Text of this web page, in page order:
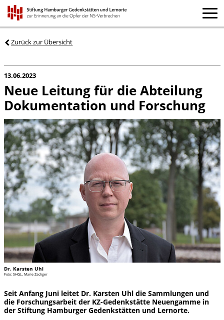
Zurück zur Übersicht
13.06.2023
Neue Leitung für die Abteilung
Dokumentation und Forschung
Dr. Karsten Uhl
Foto: SHGL, Marie Zachger
Seit Anfang Juni leitet Dr. Karsten Uhl die Sammlungen und
die Forschungsarbeit der KZ-Gedenkstätte Neuengamme in
der Stiftung Hamburger Gedenkstätten und Lernorte.